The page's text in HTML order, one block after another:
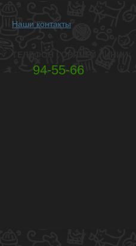
Наши контакты
94-55-66